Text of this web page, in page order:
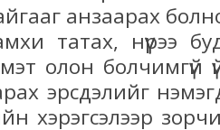
анзаарах
татах, нүүрээ
олон болчимгүй
эрсдэлийг
хэрэгсэлээр